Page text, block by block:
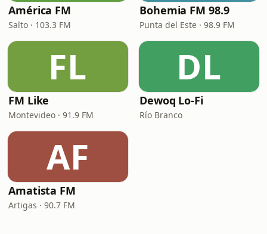
América FM
Salto · 103.3 FM
Bohemia FM 98.9
Punta del Este · 98.9 FM
FL
FM Like
Montevideo · 91.9 FM
DL
Dewoq Lo-Fi
Río Branco
AF
Amatista FM
Artigas · 90.7 FM